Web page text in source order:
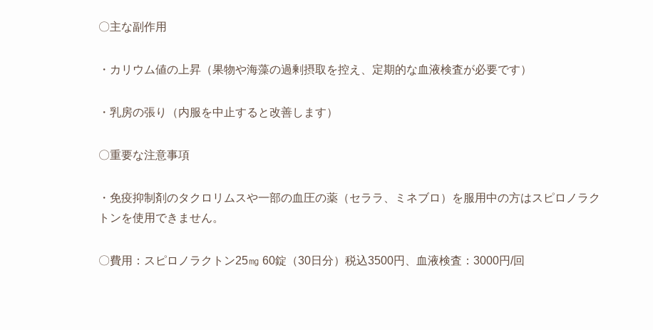
〇主な副作用
・カリウム値の上昇（果物や海藻の過剰摂取を控え、定期的な血液検査が必要です）
・乳房の張り（内服を中止すると改善します）
〇重要な注意事項
・免疫抑制剤のタクロリムスや一部の血圧の薬（セララ、ミネブロ）を服用中の方はスピロノラク
トンを使用できません。
〇費用：スピロノラクトン25㎎ 60錠（30日分）税込3500円、血液検査：3000円/回